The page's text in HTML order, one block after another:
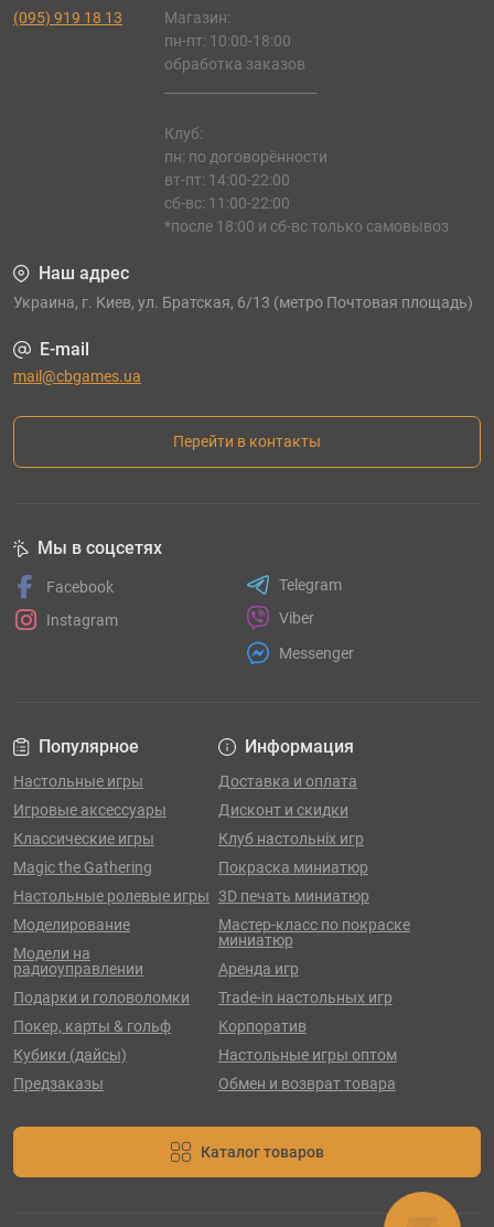
(095) 919 18 13
Магазин:
пн-пт: 10:00-18:00
обработка заказов
Клуб:
пн: по договорённости
вт-пт: 14:00-22:00
сб-вс: 11:00-22:00
*после 18:00 и сб-вс только самовывоз
Наш адрес
Украина, г. Киев, ул. Братская, 6/13 (метро Почтовая площадь)
E-mail
mail@cbgames.ua
Перейти в контакты
Популярное
Настольные игры
Игровые аксессуары
Классические игры
Magic the Gathering
Настольные ролевые игры
Моделирование
Модели на
радиоуправлении
Подарки и головоломки
Покер, карты & гольф
Кубики (дайсы)
Предзаказы
Информация
Доставка и оплата
Дисконт и скидки
Клуб настольніх игр
Покраска миниатюр
3D печать миниатюр
Мастер-класс по покраске
миниатюр
Аренда игр
Trade-in настольных игр
Корпоратив
Настольные игры оптом
Обмен и возврат товара
Каталог товаров
Мы в соцсетях
Facebook
Instagram
Telegram
Viber
Messenger